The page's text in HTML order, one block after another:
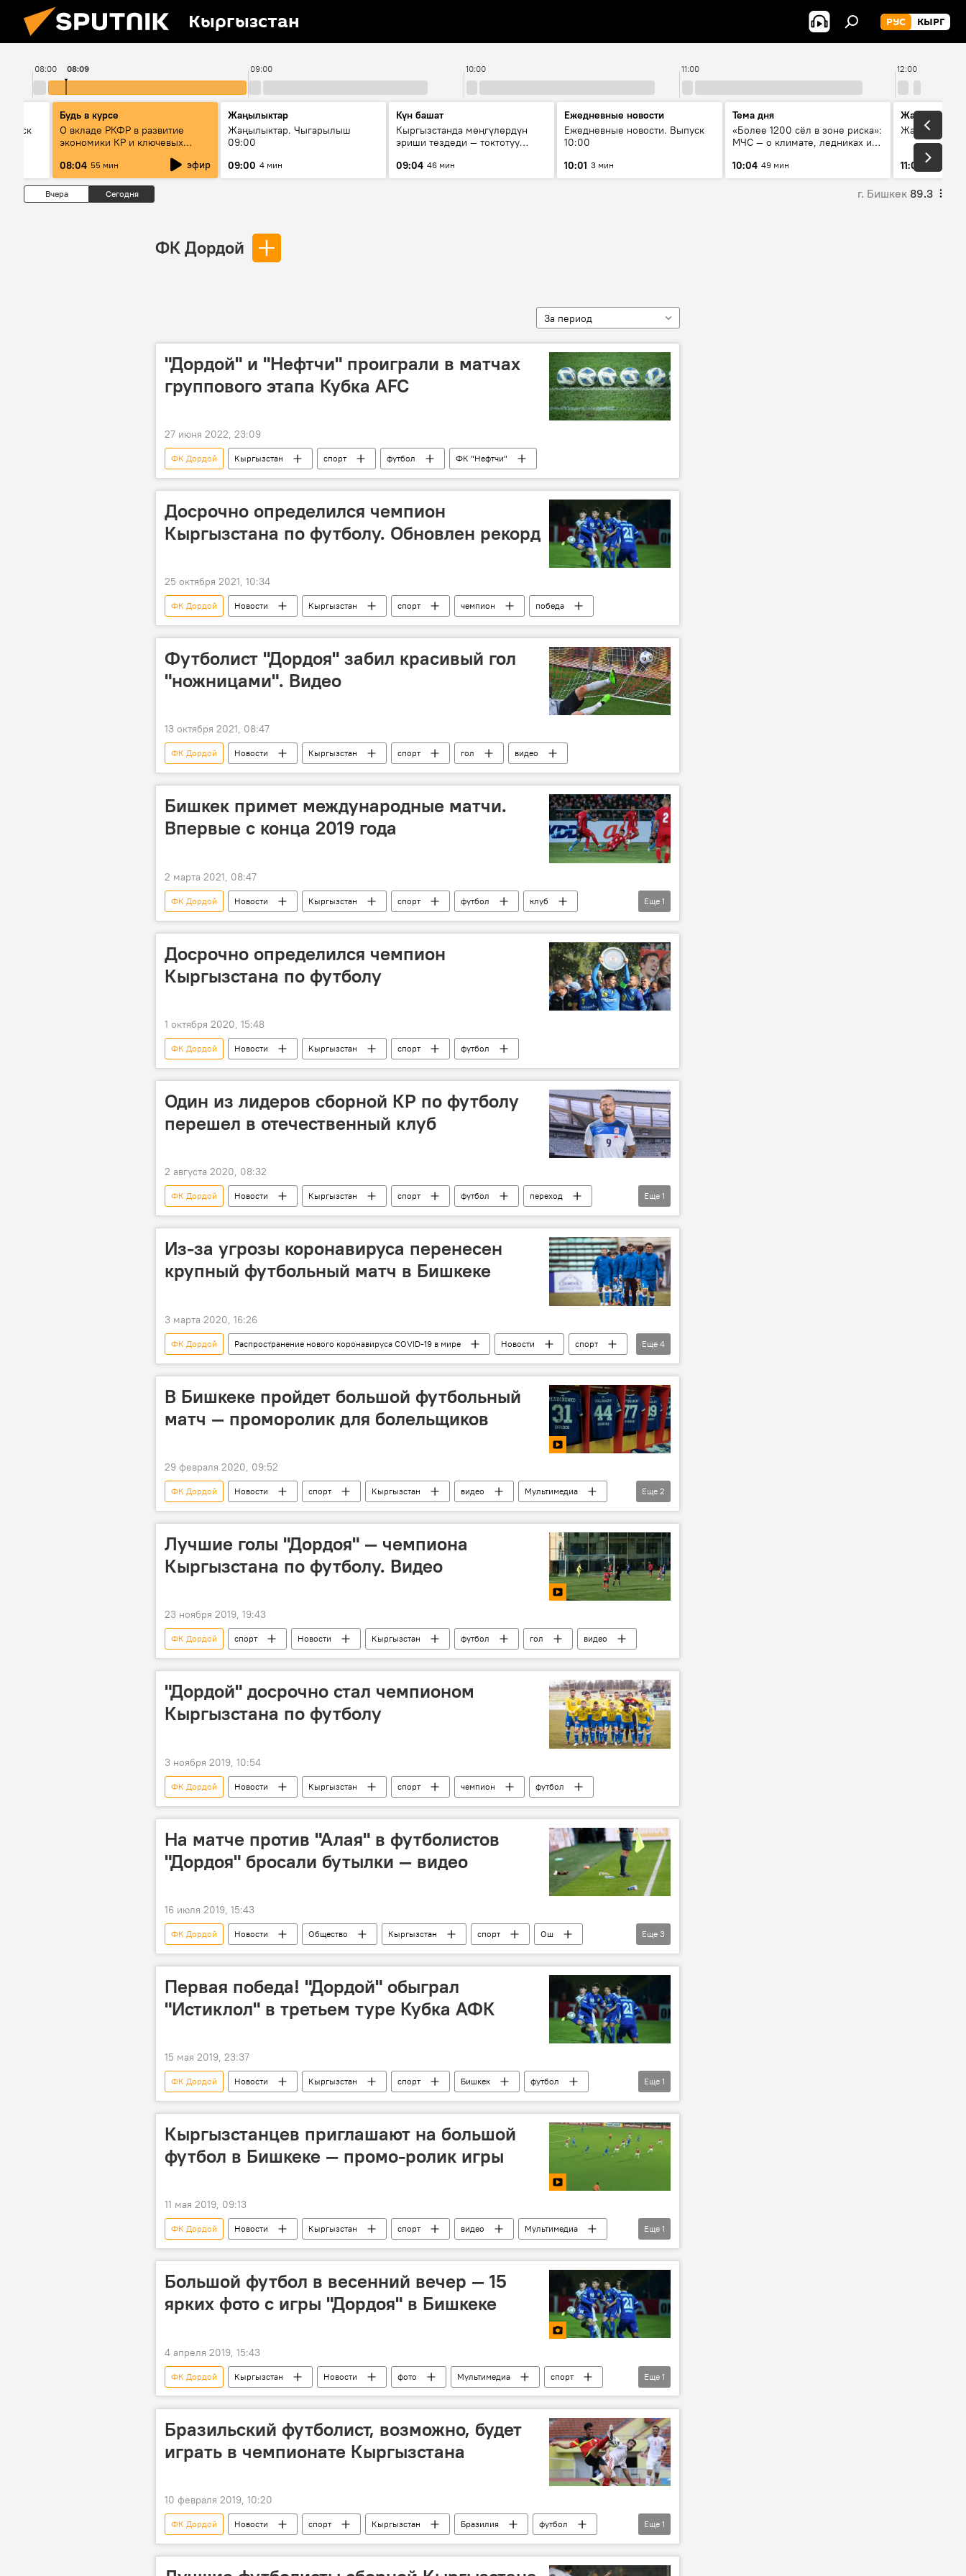
Кыргызстан РУС КЫРГ
08:00 09:00 10:00 11:00 12:00
08:09
Будь в курсе
О вкладе РКФР в развитие
экономики КР и ключевых
08:04 55 мин эфир
Жаңылыктар
Жаңылыктар. Чыгарылыш
09:00
09:00 4 мин
Күн башат
Кыргызстанда мөңгүлөрдүн
эриши тездеди — токтотуу
09:04 46 мин
Ежедневные новости
Ежедневные новости. Выпуск
10:00
10:01 3 мин
Тема дня
«Более 1200 сёл в зоне риска»:
МЧС — о климате, ледниках и
населения
10:04 49 мин
Жаңылыктар
11:01 3 мин
Вчера Сегодня г. Бишкек 89.3
ФК Дордой
За период
"Дордой" и "Нефтчи" проиграли в матчах
группового этапа Кубка AFC
27 июня 2022, 23:09
ФК Дордой Кыргызстан спорт футбол ФК "Нефтчи"
Досрочно определился чемпион
Кыргызстана по футболу. Обновлен рекорд
25 октября 2021, 10:34
ФК Дордой Новости Кыргызстан спорт чемпион победа
Футболист "Дордоя" забил красивый гол
"ножницами". Видео
13 октября 2021, 08:47
ФК Дордой Новости Кыргызстан спорт гол видео
Бишкек примет международные матчи.
Впервые с конца 2019 года
2 марта 2021, 08:47
ФК Дордой Новости Кыргызстан спорт футбол
клуб
турнир
Еще 1
Досрочно определился чемпион
Кыргызстана по футболу
1 октября 2020, 15:48
ФК Дордой Новости Кыргызстан спорт футбол
Один из лидеров сборной КР по футболу
перешел в отечественный клуб
2 августа 2020, 08:32
ФК Дордой Новости Кыргызстан спорт футбол
переход
сборная Кыргызстана
Еще 1
Из-за угрозы коронавируса перенесен
крупный футбольный матч в Бишкеке
3 марта 2020, 16:26
ФК Дордой Распространение нового коронавируса COVID-19 в мире Новости
спорт
Кыргызстан
Азиатская Футбольная Конфедерация
матч
Еще 4
В Бишкеке пройдет большой футбольный
матч — проморолик для болельщиков
29 февраля 2020, 09:52
ФК Дордой Новости спорт Кыргызстан видео
Мультимедиа
футбол
промо-ролик
Еще 2
Лучшие голы "Дордоя" — чемпиона
Кыргызстана по футболу. Видео
23 ноября 2019, 19:43
ФК Дордой спорт Новости Кыргызстан футбол гол видео
"Дордой" досрочно стал чемпионом
Кыргызстана по футболу
3 ноября 2019, 10:54
ФК Дордой Новости Кыргызстан спорт чемпион футбол
На матче против "Алая" в футболистов
"Дордоя" бросали бутылки — видео
16 июля 2019, 15:43
ФК Дордой Новости Общество Кыргызстан спорт
Ош
ФК Алай
бутылка инцидент
Еще 3
Первая победа! "Дордой" обыграл
"Истиклол" в третьем туре Кубка АФК
15 мая 2019, 23:37
ФК Дордой Новости Кыргызстан спорт Бишкек
футбол
кубок АФК
Еще 1
Кыргызстанцев приглашают на большой
футбол в Бишкеке — промо-ролик игры
11 мая 2019, 09:13
ФК Дордой Новости Кыргызстан спорт видео
Мультимедиа
Бишкек
Еще 1
Большой футбол в весенний вечер — 15
ярких фото с игры "Дордоя" в Бишкеке
4 апреля 2019, 15:43
ФК Дордой Кыргызстан Новости фото Мультимедиа
спорт
футбол
Еще 1
Бразильский футболист, возможно, будет
играть в чемпионате Кыргызстана
10 февраля 2019, 10:20
ФК Дордой Новости спорт Кыргызстан Бразилия
футбол
игрок
Еще 1